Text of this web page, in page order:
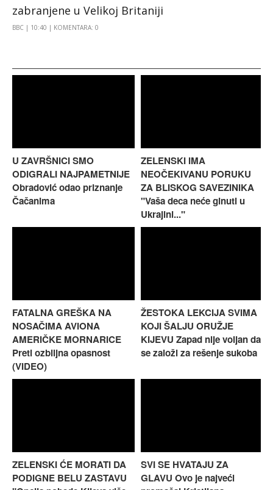
zabranjene u Velikoj Britaniji
BBC 10:40 KOMENTARA: 0
U ZAVRŠNICI SMO
ODIGRALI NAJPAMETNIJE
Obradović odao priznanje
Čačanima
ZELENSKI IMA
NEOČEKIVANU PORUKU
ZA BLISKOG SAVEZINIKA
"Vaša deca neće ginuti u
Ukrajini..."
FATALNA GREŠKA NA
NOSAČIMA AVIONA
AMERIČKE MORNARICE
Preti ozbiljna opasnost
(VIDEO)
ŽESTOKA LEKCIJA SVIMA
KOJI ŠALJU ORUŽJE
KIJEVU Zapad nije voljan da
se založi za rešenje sukoba
ZELENSKI ĆE MORATI DA
PODIGNE BELU ZASTAVU
SVI SE HVATAJU ZA
GLAVU Ovo je najveći